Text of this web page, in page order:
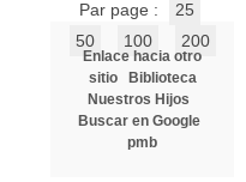
Par page :
25
50
100 200
Enlace hacia otro
sitio
Biblioteca
Nuestros Hijos
Buscar en Google
pmb